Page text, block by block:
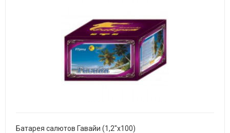
Батарея салютов Гавайи (1,2"х100)